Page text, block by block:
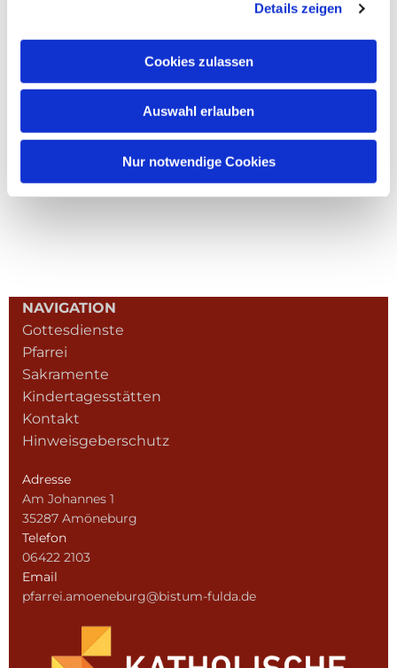
Details zeigen
Cookies zulassen
Auswahl erlauben
Nur notwendige Cookies
NAVIGATION
Gottesdienste
Pfarrei
Sakramente
Kindertagesstätten
Kontakt
Hinweisgeberschutz
Adresse
Am Johannes 1
35287 Amöneburg
Telefon
06422 2103
Email
pfarrei.amoeneburg@bistum-fulda.de